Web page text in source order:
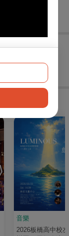
音樂
2026板橋高中校